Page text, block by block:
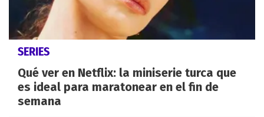
SERIES
Qué ver en Netflix: la miniserie turca que
es ideal para maratonear en el fin de
semana